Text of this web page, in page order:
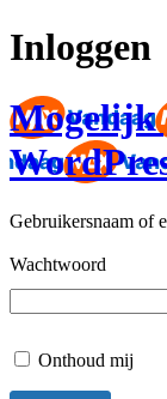
Inloggen
Mogelijk
Gebruikersnaam of
Wachtwoord
Onthoud mij